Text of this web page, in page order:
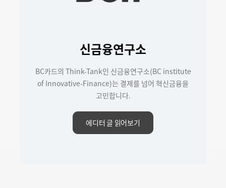
신금융연구소
BC카드의 Think-Tank인 신금융연구소(BC institute
of Innovative-Finance)는 결제를 넘어 혁신금융을
고민합니다.
에디터 글 읽어보기